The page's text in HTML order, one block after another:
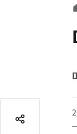
로
공